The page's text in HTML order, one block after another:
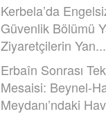
Kerbela’da
Güvenlik Bölümü
Ziyaretçilerin Yan...
Erbaîn Sonrası
Mesaisi: Beynel-
Meydanı’ndaki